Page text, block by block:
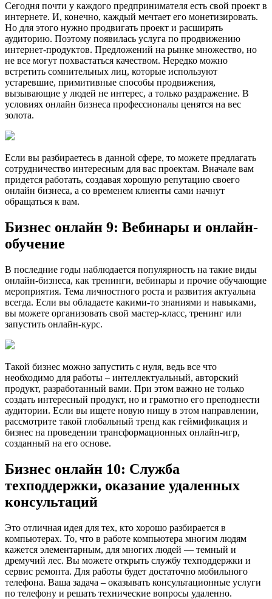
Сегодня почти у каждого предпринимателя есть свой проект в
интернете. И, конечно, каждый мечтает его монетизировать.
Но для этого нужно продвигать проект и расширять
аудиторию. Поэтому появилась услуга по продвижению
интернет-продуктов. Предложений на рынке множество, но
не все могут похвастаться качеством. Нередко можно
встретить сомнительных лиц, которые используют
устаревшие, примитивные способы продвижения,
вызывающие у людей не интерес, а только раздражение. В
условиях онлайн бизнеса профессионалы ценятся на вес
золота.
Если вы разбираетесь в данной сфере, то можете предлагать
сотрудничество интересным для вас проектам. Вначале вам
придется работать, создавая хорошую репутацию своего
онлайн бизнеса, а со временем клиенты сами начнут
обращаться к вам.
Бизнес онлайн 9: Вебинары и онлайн-
обучение
В последние годы наблюдается популярность на такие виды
онлайн-бизнеса, как тренинги, вебинары и прочие обучающие
мероприятия. Тема личностного роста и развития актуальна
всегда. Если вы обладаете какими-то знаниями и навыками,
вы можете организовать свой мастер-класс, тренинг или
запустить онлайн-курс.
Такой бизнес можно запустить с нуля, ведь все что
необходимо для работы – интеллектуальный, авторский
продукт, разработанный вами. При этом важно не только
создать интересный продукт, но и грамотно его преподнести
аудитории. Если вы ищете новую нишу в этом направлении,
рассмотрите такой глобальный тренд как геймификация и
бизнес на проведении трансформационных онлайн-игр,
созданный на его основе.
Бизнес онлайн 10: Служба
техподдержки, оказание удаленных
консультаций
Это отличная идея для тех, кто хорошо разбирается в
компьютерах. То, что в работе компьютера многим людям
кажется элементарным, для многих людей — темный и
дремучий лес. Вы можете открыть службу техподдержки и
сервис ремонта. Для работы будет достаточно мобильного
телефона. Ваша задача – оказывать консультационные услуги
по телефону и решать технические вопросы удаленно.